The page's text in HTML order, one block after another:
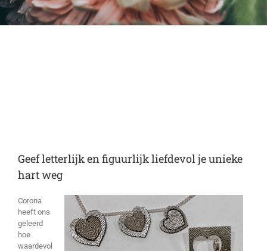
Geef letterlijk en figuurlijk liefdevol je unieke
hart weg
Corona
heeft ons
geleerd
hoe
waardevol